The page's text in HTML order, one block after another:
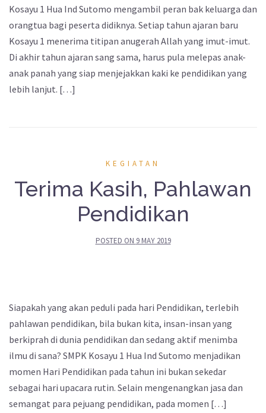
Kosayu 1 Hua Ind Sutomo mengambil peran bak keluarga dan
orangtua bagi peserta didiknya. Setiap tahun ajaran baru
Kosayu 1 menerima titipan anugerah Allah yang imut-imut.
Di akhir tahun ajaran sang sama, harus pula melepas anak-
anak panah yang siap menjejakkan kaki ke pendidikan yang
lebih lanjut. […]
KEGIATAN
Terima Kasih, Pahlawan
Pendidikan
POSTED ON 9 MAY 2019
Siapakah yang akan peduli pada hari Pendidikan, terlebih
pahlawan pendidikan, bila bukan kita, insan-insan yang
berkiprah di dunia pendidikan dan sedang aktif menimba
ilmu di sana? SMPK Kosayu 1 Hua Ind Sutomo menjadikan
momen Hari Pendidikan pada tahun ini bukan sekedar
sebagai hari upacara rutin. Selain mengenangkan jasa dan
semangat para pejuang pendidikan, pada momen […]